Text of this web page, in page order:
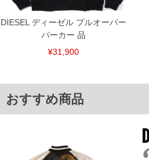
※当店での掲載商品は、実店鋪と在庫を共用
舗からのお取り寄せ等により、お客様にご迷
す。そのようなことがない様最大限に努めて
連絡させて頂きますので予めご了承ください。
DIESEL ディーゼル プルオーバー
パーカー 品
¥31,900
おすすめ商品